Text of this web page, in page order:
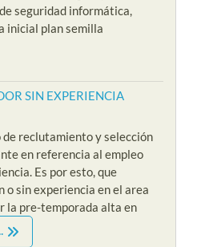
seguridad informática,
inicial plan semilla
SIN EXPERIENCIA
reclutamiento y selección
en referencia al empleo
Es por esto, que
o sin experiencia en el area
la pre-temporada alta en